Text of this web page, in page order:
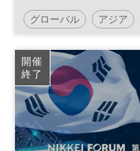
グローバル アジア
サイバーセキュリティー
地政学 安全保障
開催
終了